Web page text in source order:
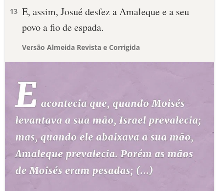
13 E, assim, Josué desfez a Amaleque e a seu
povo a fio de espada.
Versão Almeida Revista e Corrigida